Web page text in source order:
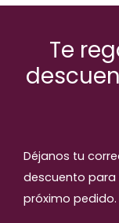
Te
Déjanos tu
descuento para
próximo pedido.